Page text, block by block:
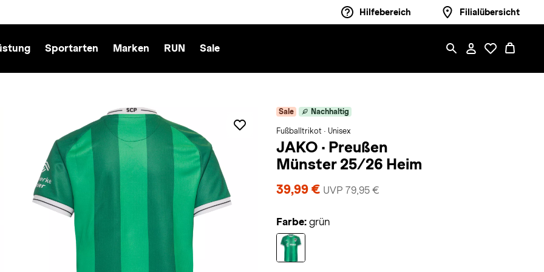
Hilfebereich Filialübersicht
Sportarten Marken RUN Sale
Sale Nachhaltig
Fußballtrikot · Unisex
JAKO · Preußen
Münster 25/26 Heim
39,99 € UVP 79,95 €
Farbe: grün